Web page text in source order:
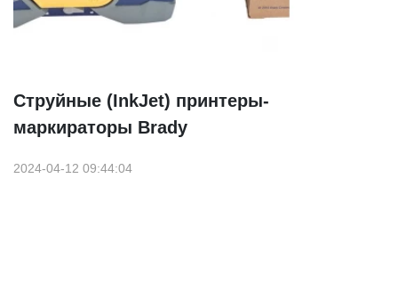
Струйные (InkJet) принтеры-
маркираторы Brady
2024-04-12 09:44:04